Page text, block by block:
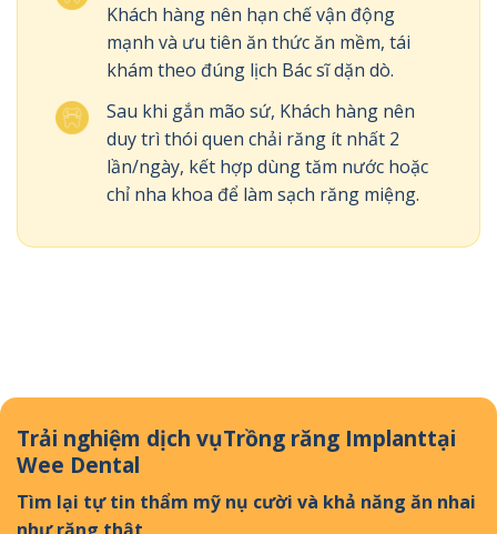
Khách hàng nên hạn chế vận động
mạnh và ưu tiên ăn thức ăn mềm, tái
khám theo đúng lịch Bác sĩ dặn dò.
Sau khi gắn mão sứ, Khách hàng nên
duy trì thói quen chải răng ít nhất 2
lần/ngày, kết hợp dùng tăm nước hoặc
chỉ nha khoa để làm sạch răng miệng.
Trải nghiệm dịch vụTrồng răng Implanttại
Wee Dental
Tìm lại tự tin thẩm mỹ nụ cười và khả năng ăn nhai